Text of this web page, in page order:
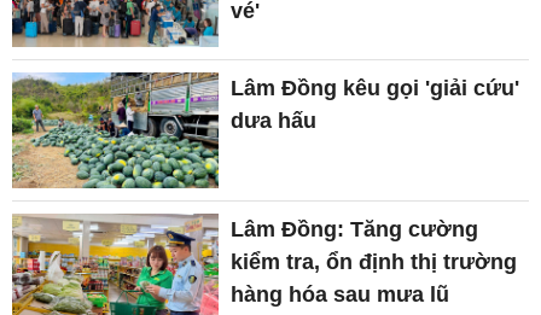
vé'
Lâm Đồng kêu gọi 'giải cứu'
dưa hấu
Lâm Đồng: Tăng cường
kiểm tra, ổn định thị trường
hàng hóa sau mưa lũ